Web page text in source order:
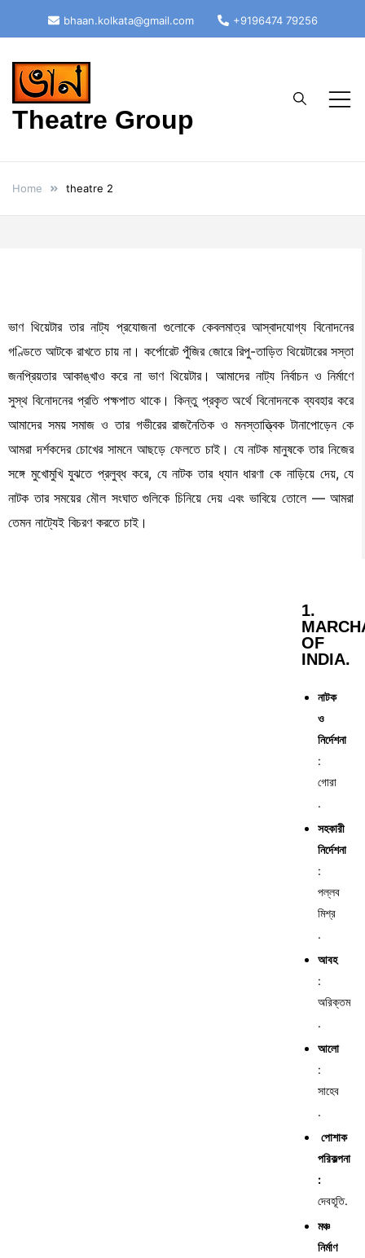
bhaan.kolkata@gmail.com +9196474 79256
Theatre Group
Home theatre 2
ভাণ থিয়েটার তার নাট্য প্রযোজনা গুলোকে কেবলমাত্র আস্বাদযোগ্য বিনোদনের
গণ্ডিতে আটকে রাখতে চায় না। কর্পোরেট পুঁজির জোরে রিপু-তাড়িত থিয়েটারের সস্তা
জনপ্রিয়তার আকাঙ্খাও করে না ভাণ থিয়েটার। আমাদের নাট্য নির্বাচন ও নির্মাণে
সুস্থ বিনোদনের প্রতি পক্ষপাত থাকে। কিন্তু প্রকৃত অর্থে বিনোদনকে ব্যবহার করে
আমাদের সময় সমাজ ও তার গভীরের রাজনৈতিক ও মনস্তাত্ত্বিক টানাপোড়েন কে
আমরা দর্শকদের চোখের সামনে আছড়ে ফেলতে চাই। যে নাটক মানুষকে তার নিজের
সঙ্গে মুখোমুখি যুঝতে প্রলুব্ধ করে, যে নাটক তার ধ্যান ধারণা কে নাড়িয়ে দেয়, যে
নাটক তার সময়ের মৌল সংঘাত গুলিকে চিনিয়ে দেয় এবং ভাবিয়ে তোলে — আমরা
তেমন নাট্যেই বিচরণ করতে চাই।
1.
OF
INDIA.
নাটক
ও
নির্দেশনা
:
গোরা
.
সহকারী
নির্দেশনা
:
পল্লব
মিশ্র
.
আবহ
:
অরিক্তম
.
আলো
:
সাহেব
.
পোশাক
পরিকল্পনা
:
দেবহূতি.
মঞ্চ
নির্মাণ